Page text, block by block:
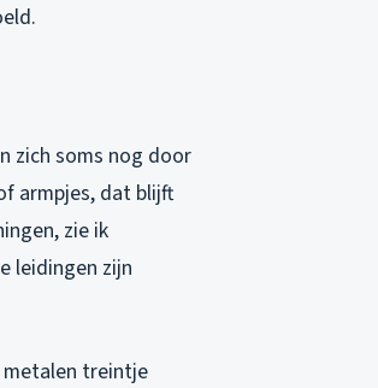
zich soms nog door
armpjes, dat blijft
zie ik
leidingen zijn
metalen treintje